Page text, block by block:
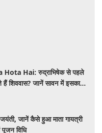
Hota Hai: रुद्राभिषेक से पहले
हैं शिववास? जानें सावन में इसका
जानें कैसे हुआ माता गायत्री
विधि